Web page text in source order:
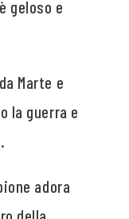
geloso e
Marte e
la guerra e
adora